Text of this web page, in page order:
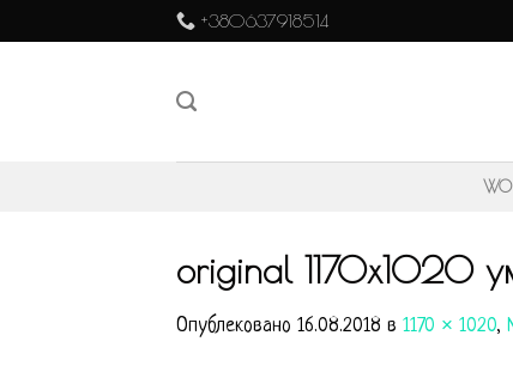
to
+380637918514
original 1170х1020
Опублековано 16.08.2018 в 1170 × 1020,